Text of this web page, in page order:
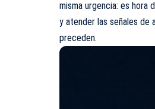
misma urgencia: es hora
y atender las señales de
preceden.